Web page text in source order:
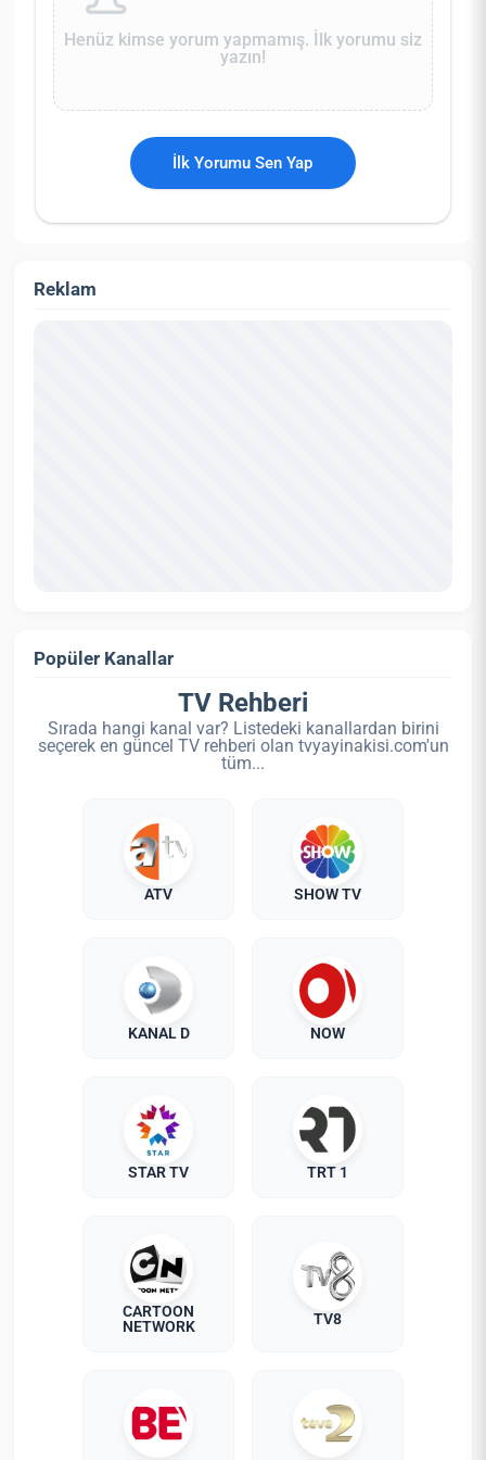
Henüz kimse yorum yapmamış. İlk yorumu siz
yazın!
İlk Yorumu Sen Yap
Reklam
Popüler Kanallar
TV Rehberi
Sırada hangi kanal var? Listedeki kanallardan birini
seçerek en güncel TV rehberi olan tvyayinakisi.com'un
tüm...
ATV SHOW TV
KANAL D NOW
STAR TV TRT 1
CARTOON
NETWORK
TV8